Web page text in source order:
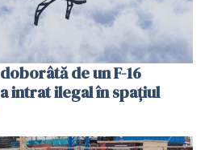
de un F-16
intrat ilegal în spațiul